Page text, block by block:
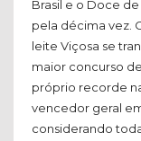
Brasil e o Doce
pela décima vez.
leite Viçosa se
maior concurso
próprio recorde
vencedor geral
considerando